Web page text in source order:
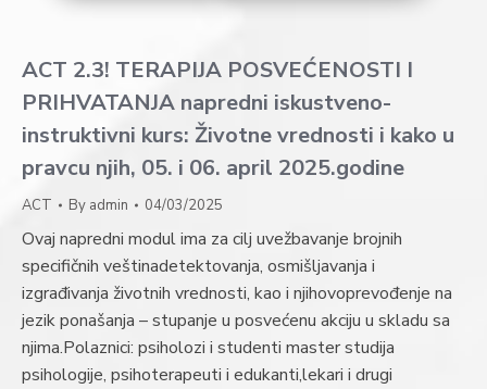
ACT 2.3! TERAPIJA POSVEĆENOSTI I
PRIHVATANJA napredni iskustveno-
instruktivni kurs: Životne vrednosti i kako u
pravcu njih, 05. i 06. april 2025.godine
ACT By admin 04/03/2025
Ovaj napredni modul ima za cilj uvežbavanje brojnih
specifičnih veštinadetektovanja, osmišljavanja i
izgrađivanja životnih vrednosti, kao i njihovoprevođenje na
jezik ponašanja – stupanje u posvećenu akciju u skladu sa
njima.Polaznici: psiholozi i studenti master studija
psihologije, psihoterapeuti i edukanti,lekari i drugi